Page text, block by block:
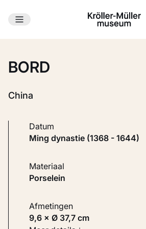
Ga naar hoofdinhoud
BORD
China
Datum
Ming dynastie (1368 - 1644)
Materiaal
Porselein
Afmetingen
9,6 × Ø 37,7 cm